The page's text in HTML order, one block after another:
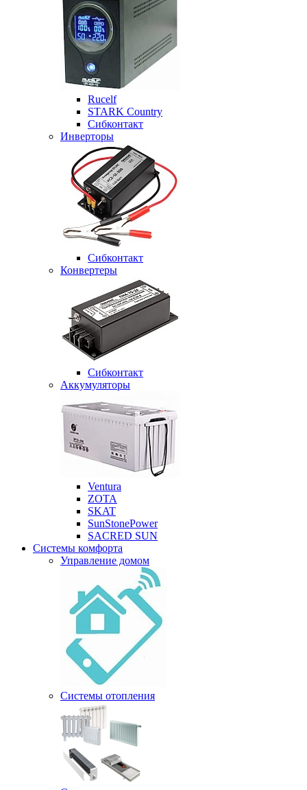
Rucelf
STARK Country
Сибконтакт
Инверторы
Сибконтакт
Конвертеры
Сибконтакт
Аккумуляторы
Ventura
ZOTA
SKAT
SunStonePower
SACRED SUN
Системы комфорта
Управление домом
Системы отопления